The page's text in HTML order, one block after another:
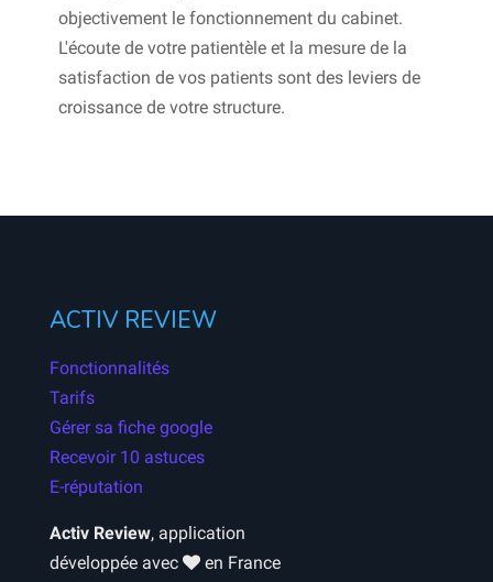
objectivement le fonctionnement du cabinet.
L'écoute de votre patientèle et la mesure de la
satisfaction de vos patients sont des leviers de
croissance de votre structure.
ACTIV REVIEW
Fonctionnalités
Tarifs
Gérer sa fiche google
Recevoir 10 astuces
E-réputation
Activ Review, application
développée avec
en France